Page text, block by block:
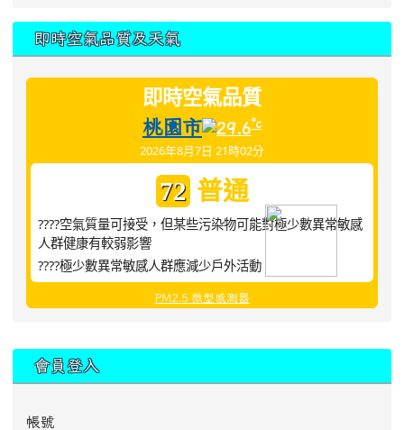
即時空氣品質及天氣
即時空氣品質
桃園市 29.6°c
2026年8月7日 21時02分
72 普通
????空氣質量可接受，但某些污染物可能對極少數異常敏感
人群健康有較弱影響
????極少數異常敏感人群應減少戶外活動
PM2.5 微型感測器
會員登入
帳號